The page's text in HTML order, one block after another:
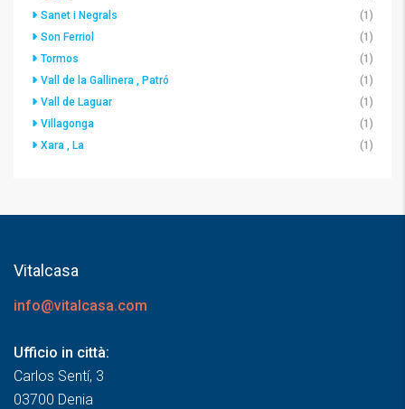
Sanet i Negrals
(1)
Son Ferriol
(1)
Tormos
(1)
Vall de la Gallinera , Patró
(1)
Vall de Laguar
(1)
Villagonga
(1)
Xara , La
(1)
Vitalcasa
info@vitalcasa.com
Ufficio in città:
Carlos Sentí, 3
03700 Denia